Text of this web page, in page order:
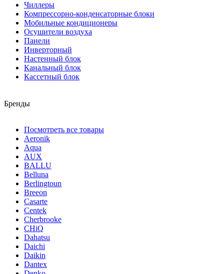
Чиллеры
Компрессорно-конденсаторные блоки
Мобильные кондиционеры
Осушители воздуха
Панели
Инверторный
Настенный блок
Канальный блок
Кассетный блок
Бренды
Посмотреть все товары
Aeronik
Aqua
AUX
BALLU
Belluna
Berlingtoun
Breeon
Casarte
Centek
Cherbrooke
CHiQ
Dahatsu
Daichi
Daikin
Dantex